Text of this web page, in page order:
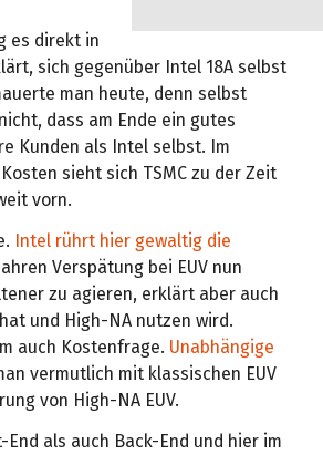
es direkt in
sich gegenüber Intel 18A selbst
man heute, denn selbst
dass am Ende ein gutes
Kunden als Intel selbst. Im
sieht sich TSMC zu der Zeit
vorn.
Intel rührt hier gewaltig die
Verspätung bei EUV nun
zu agieren, erklärt aber auch
und High-NA nutzen wird.
auch Kostenfrage. Unabhängige
vermutlich mit klassischen EUV
von High-NA EUV.
als auch Back-End und hier im